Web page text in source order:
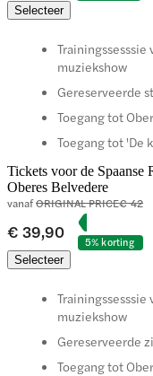
Selecteer
Trainingssesssie
muziekshow
Gereserveerde
Toegang tot
Toegang tot 'De
Tickets voor de Spaanse
Oberes Belvedere
vanafORIGINAL PRICE€ 42
€ 39,90
5% korting
Selecteer
Trainingssesssie
muziekshow
Gereserveerde
Toegang tot